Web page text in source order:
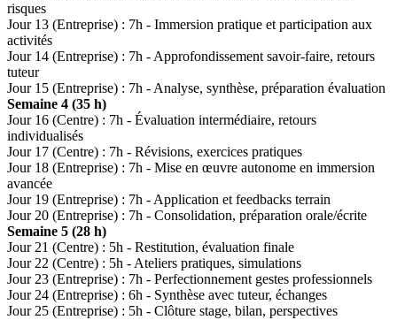
risques
Jour 13 (Entreprise) : 7h - Immersion pratique et participation aux
activités
Jour 14 (Entreprise) : 7h - Approfondissement savoir-faire, retours
tuteur
Jour 15 (Entreprise) : 7h - Analyse, synthèse, préparation évaluation
Semaine 4 (35 h)
Jour 16 (Centre) : 7h - Évaluation intermédiaire, retours
individualisés
Jour 17 (Centre) : 7h - Révisions, exercices pratiques
Jour 18 (Entreprise) : 7h - Mise en œuvre autonome en immersion
avancée
Jour 19 (Entreprise) : 7h - Application et feedbacks terrain
Jour 20 (Entreprise) : 7h - Consolidation, préparation orale/écrite
Semaine 5 (28 h)
Jour 21 (Centre) : 5h - Restitution, évaluation finale
Jour 22 (Centre) : 5h - Ateliers pratiques, simulations
Jour 23 (Entreprise) : 7h - Perfectionnement gestes professionnels
Jour 24 (Entreprise) : 6h - Synthèse avec tuteur, échanges
Jour 25 (Entreprise) : 5h - Clôture stage, bilan, perspectives